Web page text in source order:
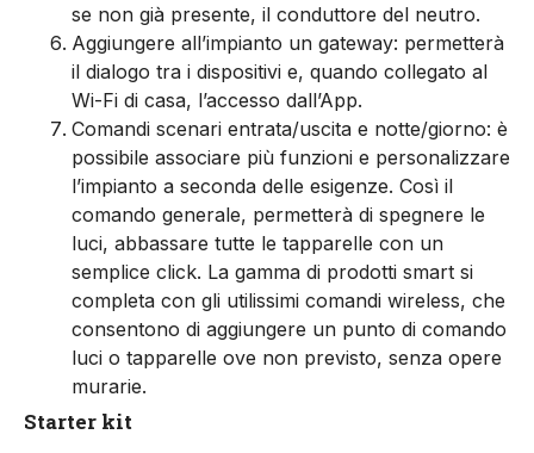
se non già presente, il conduttore del neutro.
Aggiungere all’impianto un gateway: permetterà
il dialogo tra i dispositivi e, quando collegato al
Wi-Fi di casa, l’accesso dall’App.
Comandi scenari entrata/uscita e notte/giorno: è
possibile associare più funzioni e personalizzare
l’impianto a seconda delle esigenze. Così il
comando generale, permetterà di spegnere le
luci, abbassare tutte le tapparelle con un
semplice click. La gamma di prodotti smart si
completa con gli utilissimi comandi wireless, che
consentono di aggiungere un punto di comando
luci o tapparelle ove non previsto, senza opere
murarie.
Starter kit